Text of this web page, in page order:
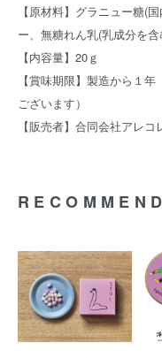
【原材料】グラニュー糖(
ー、無糖れん乳(乳成分を
【内容量】20ｇ
【賞味期限】製造から１
ございます）
【販売者】合同会社アレ